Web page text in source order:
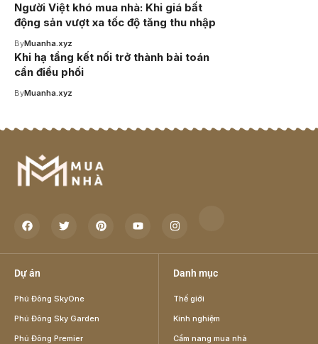
Người Việt khó mua nhà: Khi giá bất
động sản vượt xa tốc độ tăng thu nhập
ByMuanha.xyz
Khi hạ tầng kết nối trở thành bài toán
cần điều phối
ByMuanha.xyz
Dự án
Phú Đông SkyOne
Phú Đông Sky Garden
Phú Đông Premier
Danh mục
Thế giới
Kinh nghiệm
Cẩm nang mua nhà